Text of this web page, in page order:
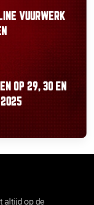
VUURWERK
OP 29, 30 EN
2025
altijd op de